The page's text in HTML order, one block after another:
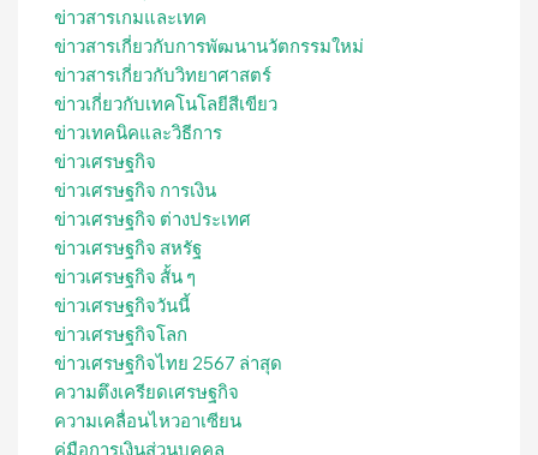
ข่าวสารเกมและเทค
ข่าวสารเกี่ยวกับการพัฒนานวัตกรรมใหม่
ข่าวสารเกี่ยวกับวิทยาศาสตร์
ข่าวเกี่ยวกับเทคโนโลยีสีเขียว
ข่าวเทคนิคและวิธีการ
ข่าวเศรษฐกิจ
ข่าวเศรษฐกิจ การเงิน
ข่าวเศรษฐกิจ ต่างประเทศ
ข่าวเศรษฐกิจ สหรัฐ
ข่าวเศรษฐกิจ สั้น ๆ
ข่าวเศรษฐกิจวันนี้
ข่าวเศรษฐกิจโลก
ข่าวเศรษฐกิจไทย 2567 ล่าสุด
ความตึงเครียดเศรษฐกิจ
ความเคลื่อนไหวอาเซียน
คู่มือการเงินส่วนบุคคล